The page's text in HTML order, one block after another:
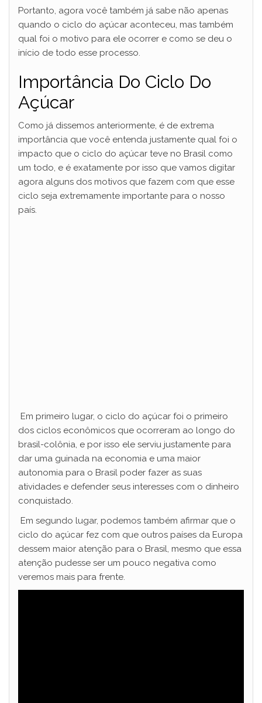
Portanto, agora você também já sabe não apenas
quando o ciclo do açúcar aconteceu, mas também
qual foi o motivo para ele ocorrer e como se deu o
início de todo esse processo.
Importância Do Ciclo Do
Açúcar
Como já dissemos anteriormente, é de extrema
importância que você entenda justamente qual foi o
impacto que o ciclo do açúcar teve no Brasil como
um todo, e é exatamente por isso que vamos digitar
agora alguns dos motivos que fazem com que esse
ciclo seja extremamente importante para o nosso
país.
Em primeiro lugar, o ciclo do açúcar foi o primeiro
dos ciclos econômicos que ocorreram ao longo do
brasil-colônia, e por isso ele serviu justamente para
dar uma guinada na economia e uma maior
autonomia para o Brasil poder fazer as suas
atividades e defender seus interesses com o dinheiro
conquistado.
Em segundo lugar, podemos também afirmar que o
ciclo do açúcar fez com que outros países da Europa
dessem maior atenção para o Brasil, mesmo que essa
atenção pudesse ser um pouco negativa como
veremos mais para frente.